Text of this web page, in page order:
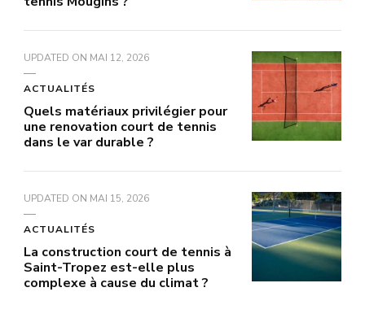
UPDATED ON MAI 12, 2026
ACTUALITÉS
Quels matériaux privilégier pour
une renovation court de tennis
dans le var durable ?
UPDATED ON MAI 15, 2026
ACTUALITÉS
La construction court de tennis à
Saint-Tropez est-elle plus
complexe à cause du climat ?